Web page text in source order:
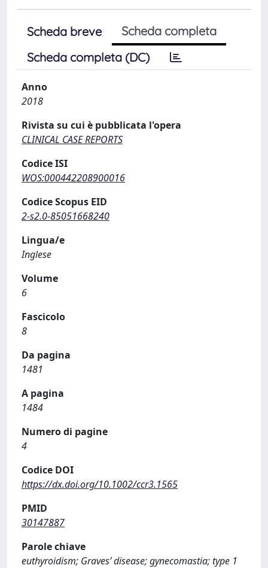
Scheda breve
Scheda completa
Scheda completa (DC)
Anno
2018
Rivista su cui è pubblicata l'opera
CLINICAL CASE REPORTS
Codice ISI
WOS:000442208900016
Codice Scopus EID
2-s2.0-85051668240
Lingua/e
Inglese
Volume
6
Fascicolo
8
Da pagina
1481
A pagina
1484
Numero di pagine
4
Codice DOI
https://dx.doi.org/10.1002/ccr3.1565
PMID
30147887
Parole chiave
euthyroidism; Graves’ disease; gynecomastia; type 1